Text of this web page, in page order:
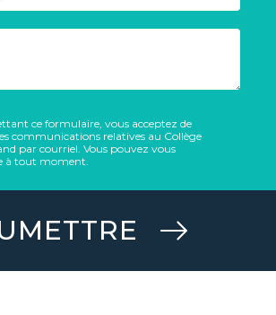
ce formulaire, vous acceptez de
communications relatives au Collège
par courriel. Vous pouvez vous
à tout moment.